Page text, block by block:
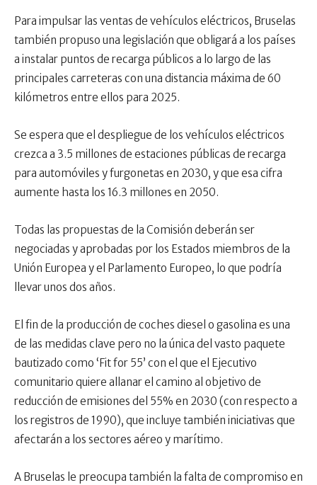
Para impulsar las ventas de vehículos eléctricos, Bruselas
también propuso una legislación que obligará a los países
a instalar puntos de recarga públicos a lo largo de las
principales carreteras con una distancia máxima de 60
kilómetros entre ellos para 2025.
Se espera que el despliegue de los vehículos eléctricos
crezca a 3.5 millones de estaciones públicas de recarga
para automóviles y furgonetas en 2030, y que esa cifra
aumente hasta los 16.3 millones en 2050.
Todas las propuestas de la Comisión deberán ser
negociadas y aprobadas por los Estados miembros de la
Unión Europea y el Parlamento Europeo, lo que podría
llevar unos dos años.
El fin de la producción de coches diesel o gasolina es una
de las medidas clave pero no la única del vasto paquete
bautizado como ‘Fit for 55’ con el que el Ejecutivo
comunitario quiere allanar el camino al objetivo de
reducción de emisiones del 55% en 2030 (con respecto a
los registros de 1990), que incluye también iniciativas que
afectarán a los sectores aéreo y marítimo.
A Bruselas le preocupa también la falta de compromiso en